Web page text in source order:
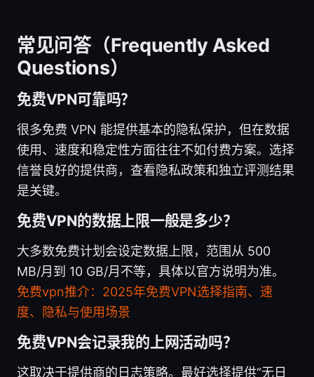
常见问答（Frequently Asked
Questions）
免费VPN可靠吗？
很多免费 VPN 能提供基本的隐私保护，但在数据
使用、速度和稳定性方面往往不如付费方案。选择
信誉良好的提供商，查看隐私政策和独立评测结果
是关键。
免费VPN的数据上限一般是多少？
大多数免费计划会设定数据上限，范围从 500
MB/月到 10 GB/月不等，具体以官方说明为准。
免费vpn推介：2025年免费VPN选择指南、速
度、隐私与使用场景
免费VPN会记录我的上网活动吗？
这取决于提供商的日志策略。最好选择提供“无日